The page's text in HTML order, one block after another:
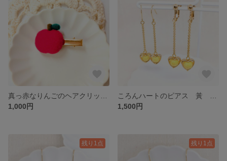
1,000円
1,500円
残り1点 残り1点